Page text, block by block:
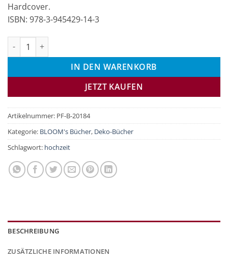
Hardcover.
ISBN: 978-3-945429-14-3
Flowers & Love Menge
IN DEN WARENKORB
JETZT KAUFEN
Artikelnummer: PF-B-20184
Kategorie: BLOOM's Bücher, Deko-Bücher
Schlagwort: hochzeit
BESCHREIBUNG
ZUSÄTZLICHE INFORMATIONEN